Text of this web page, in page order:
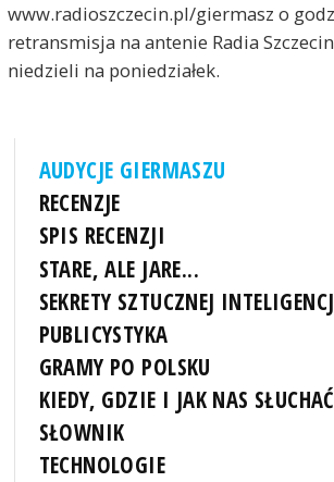
www.radioszczecin.pl/giermasz o
retransmisja na antenie Radia
niedzieli na poniedziałek.
AUDYCJE GIERMASZU
RECENZJE
SPIS RECENZJI
STARE, ALE JARE...
SEKRETY SZTUCZNEJ
PUBLICYSTYKA
GRAMY PO POLSKU
KIEDY, GDZIE I JAK NAS SŁUCHAĆ
SŁOWNIK
TECHNOLOGIE